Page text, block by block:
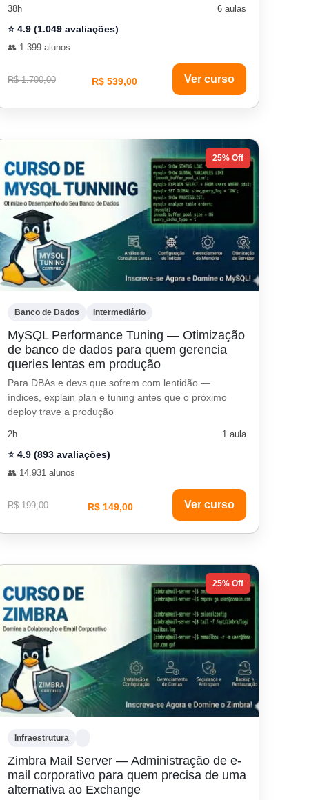
38h 6 aulas
⭐ 4.9 (1.049 avaliações)
👥 1.399 alunos
R$ 1.700,00 R$ 539,00 Ver curso
25% Off
Banco de Dados Intermediário
MySQL Performance Tuning — Otimização
de banco de dados para quem gerencia
queries lentas em produção
Para DBAs e devs que sofrem com lentidão —
índices, explain plan e tuning antes que o próximo
deploy trave a produção
2h 1 aula
⭐ 4.9 (893 avaliações)
👥 14.931 alunos
R$ 199,00 R$ 149,00 Ver curso
25% Off
Infraestrutura
Zimbra Mail Server — Administração de e-
mail corporativo para quem precisa de uma
alternativa ao Exchange